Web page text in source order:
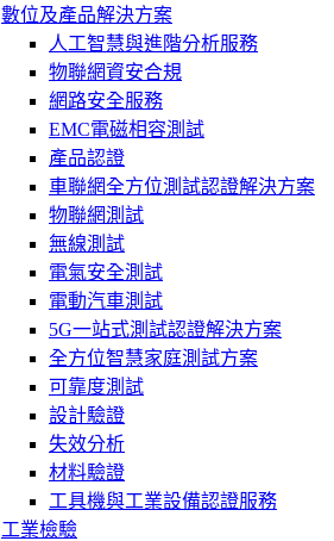
數位及產品解決方案
人工智慧與進階分析服務
物聯網資安合規
網路安全服務
EMC電磁相容測試
產品認證
車聯網全方位測試認證解決方案
物聯網測試
無線測試
電氣安全測試
電動汽車測試
5G一站式測試認證解決方案
全方位智慧家庭測試方案
可靠度測試
設計驗證
失效分析
材料驗證
工具機與工業設備認證服務
工業檢驗